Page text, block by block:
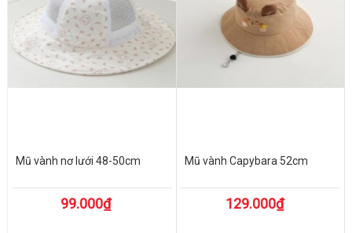
Mũ vành nơ lưới 48-50cm
99.000₫
Mũ vành Capybara 52cm
129.000₫